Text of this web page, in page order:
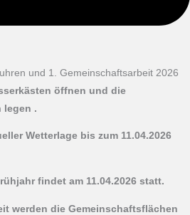
und 1. Gemeinschaftsarbeit 2026
öffnen und die
legen .
Wetterlage bis zum 11.04.2026
findet am 11.04.2026 statt.
werden die Gemeinschaftsflächen